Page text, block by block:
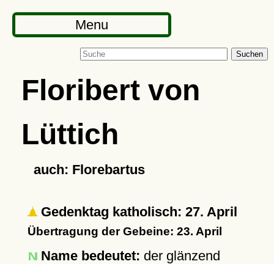
Menu
Suchen
Floribert von
Lüttich
auch: Florebartus
Gedenktag katholisch: 27. April
Übertragung der Gebeine: 23. April
Name bedeutet: der glänzend